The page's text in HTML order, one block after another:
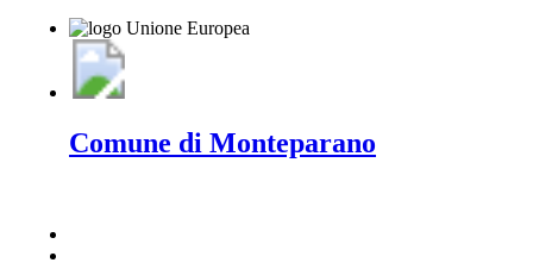
Comune di Monteparano